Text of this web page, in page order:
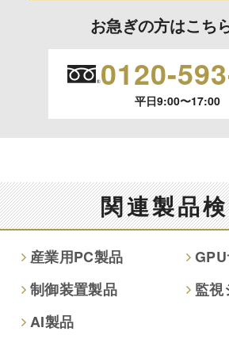
利用目的の通知、開示、内容の訂正、追加
います。）に応じます。
開示等のご請求は、下記お問い合わせ先窓
す。
る結果
情報提供は任意ですが、情報を提供しな
項目によってはお問い合わせ等に
ご回答できない場合がございます。
本人が容易に認識できない方法による取得
なし
お急ぎの方はこち
0120-
平日9:00〜17:00
関連製品
産業用PC製品
制御装置製品
監視
AI製品